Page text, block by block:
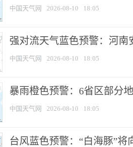
中国天气网 2026-08-10 18:05
强对流天气蓝色预警：河南
中国天气网 2026-08-10 18:05
暴雨橙色预警：6省区部分
中国天气网 2026-08-10 18:05
台风蓝色预警：“白海豚”